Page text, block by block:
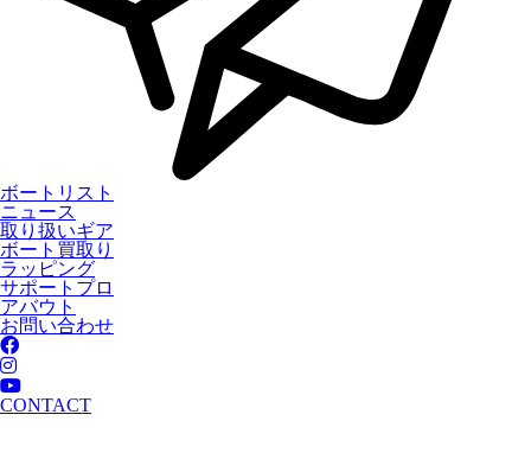
ボートリスト
ニュース
取り扱いギア
ボート買取り
ラッピング
サポートプロ
アバウト
お問い合わせ
CONTACT